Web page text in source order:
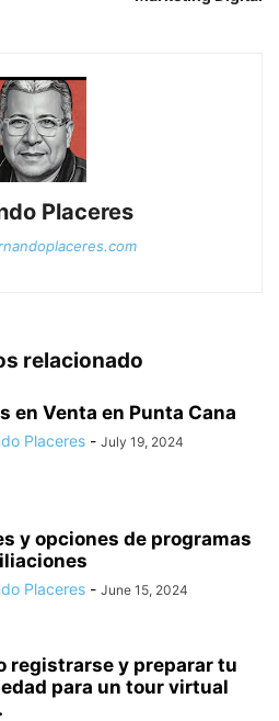
Placeres
relacionado
en Venta en Punta Cana
Placeres - July 19, 2024
y opciones de programas
Placeres - June 15, 2024
registrarse y preparar tu
para un tour virtual